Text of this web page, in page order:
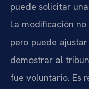
puede solicitar
La modificación
pero puede
demostrar al
fue voluntario. Es